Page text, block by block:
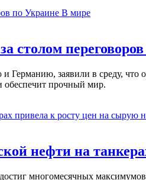
В мире
столом
заявили в среду, что
обеспечит прочный мир.
нефти на
многомесячных